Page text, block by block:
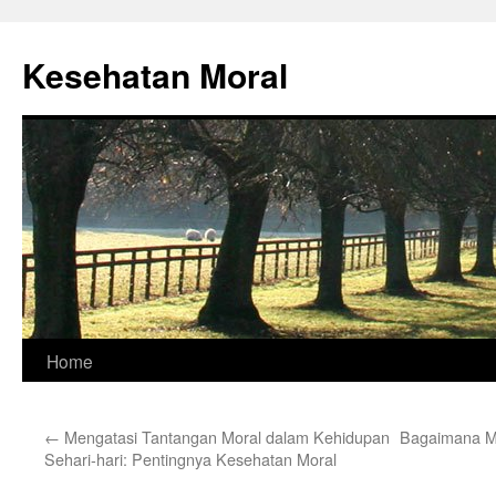
content
Kesehatan Moral
Home
← Mengatasi Tantangan Moral dalam Kehidupan
Sehari-hari: Pentingnya Kesehatan Moral
Bagaimana